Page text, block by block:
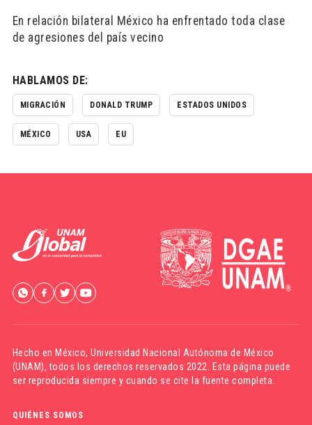
En relación bilateral México ha enfrentado toda clase
de agresiones del país vecino
HABLAMOS DE:
MIGRACIÓN DONALD TRUMP ESTADOS UNIDOS
MÉXICO USA EU
Hecho en México,Universidad Nacional Autónoma de México
(UNAM), todos los derechos reservados 2022. Esta página puede
ser reproducida siempre y cuando se cite la fuente completa.
QUIÉNES SOMOS